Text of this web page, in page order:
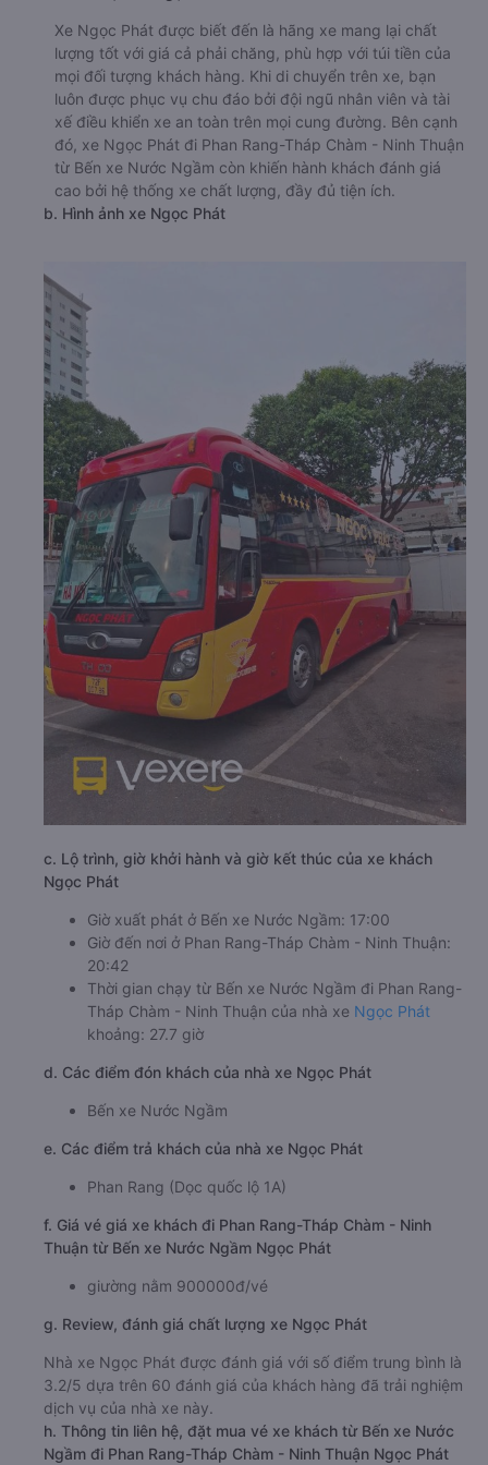
🚌 3. Xe Ngọc Phát khởi hành tại 01 Ngọc Hồi (Bến
xe Nước Ngầm)
a. Giới thiệu xe Ngọc Phát
Xe Ngọc Phát được biết đến là hãng xe mang lại chất
lượng tốt với giá cả phải chăng, phù hợp với túi tiền của
mọi đối tượng khách hàng. Khi di chuyển trên xe, bạn
luôn được phục vụ chu đáo bởi đội ngũ nhân viên và tài
xế điều khiển xe an toàn trên mọi cung đường. Bên cạnh
đó, xe Ngọc Phát đi Phan Rang-Tháp Chàm - Ninh Thuận
b. Hình ảnh xe Ngọc Phát
c. Lộ trình, giờ khởi hành và giờ kết thúc của xe khách
Ngọc Phát
Giờ xuất phát ở Bến xe Nước Ngầm: 17:00
Giờ đến nơi ở Phan Rang-Tháp Chàm - Ninh Thuận:
20:42
Thời gian chạy từ Bến xe Nước Ngầm đi Phan Rang-
khoảng: 27.7 giờ
d. Các điểm đón khách của nhà xe Ngọc Phát
Bến xe Nước Ngầm
e. Các điểm trả khách của nhà xe Ngọc Phát
Thuận từ Bến xe Nước Ngầm Ngọc Phát
giường nằm 900000đ/vé
g. Review, đánh giá chất lượng xe Ngọc Phát
Nhà xe Ngọc Phát được đánh giá với số điểm trung bình là